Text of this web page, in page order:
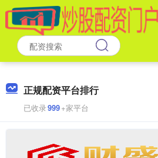
正规配资平台排行
已收录999+家平台